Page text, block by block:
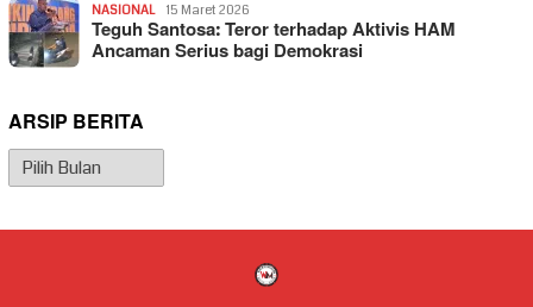
NASIONAL 15 Maret 2026
Teguh Santosa: Teror terhadap Aktivis HAM
Ancaman Serius bagi Demokrasi
ARSIP BERITA
Arsip
Berita